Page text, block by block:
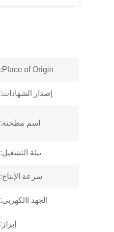
Place of Origin:
إصدار الشهادات:
اسم مطحنة:
بيئة التشغيل:
سرعة الإنتاج:
الجهد االكهربى:
إبراز: